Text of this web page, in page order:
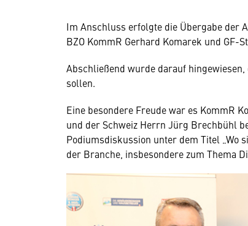
Im Anschluss erfolgte die Übergabe der
BZO KommR Gerhard Komarek und GF-
Abschließend wurde darauf
sollen.
Eine besondere Freude war es KommR
und der Schweiz Herrn Jürg Brechbühl
Podiumsdiskussion unter dem Titel „Wo
der Branche, insbesondere zum Thema